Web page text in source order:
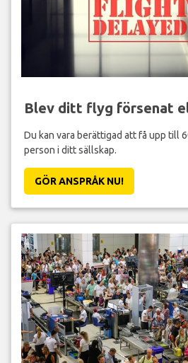
Blev ditt flyg försenat
Du kan vara berättigad att få upp till
person i ditt sällskap.
GÖR ANSPRÅK NU!